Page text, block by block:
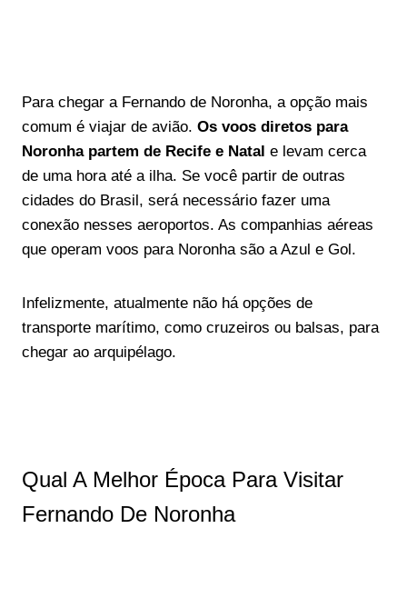
Para chegar a Fernando de Noronha, a opção mais
comum é viajar de avião. Os voos diretos para
Noronha partem de Recife e Natal e levam cerca
de uma hora até a ilha. Se você partir de outras
cidades do Brasil, será necessário fazer uma
conexão nesses aeroportos. As companhias aéreas
que operam voos para Noronha são a Azul e Gol.
Infelizmente, atualmente não há opções de
transporte marítimo, como cruzeiros ou balsas, para
chegar ao arquipélago.
Qual A Melhor Época Para Visitar
Fernando De Noronha